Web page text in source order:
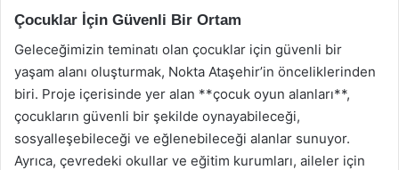
Çocuklar İçin Güvenli Bir Ortam
Geleceğimizin teminatı olan çocuklar için güvenli bir
yaşam alanı oluşturmak, Nokta Ataşehir’in önceliklerinden
biri. Proje içerisinde yer alan **çocuk oyun alanları**,
çocukların güvenli bir şekilde oynayabileceği,
sosyalleşebileceği ve eğlenebileceği alanlar sunuyor.
Ayrıca, çevredeki okullar ve eğitim kurumları, aileler için